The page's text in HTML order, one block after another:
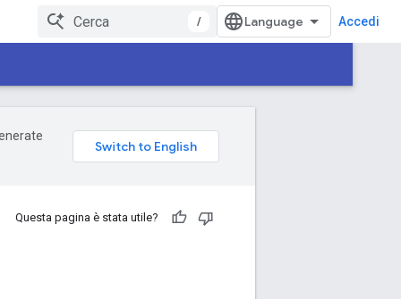
/ Accedi
Questa pagina è stata utile?